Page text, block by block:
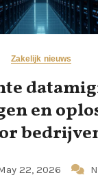
Zakelijk nieuws
en
22, 2026